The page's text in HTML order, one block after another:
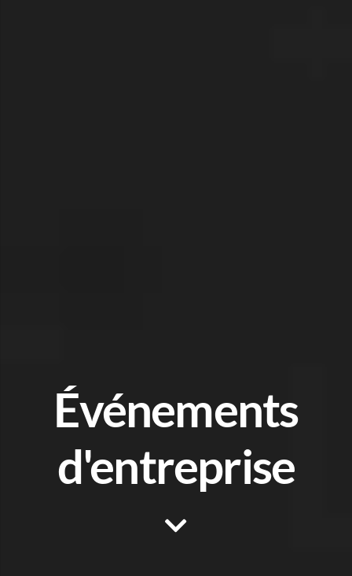
Événements
d'entreprise